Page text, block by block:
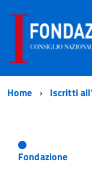
Home Iscritti
Fondazione